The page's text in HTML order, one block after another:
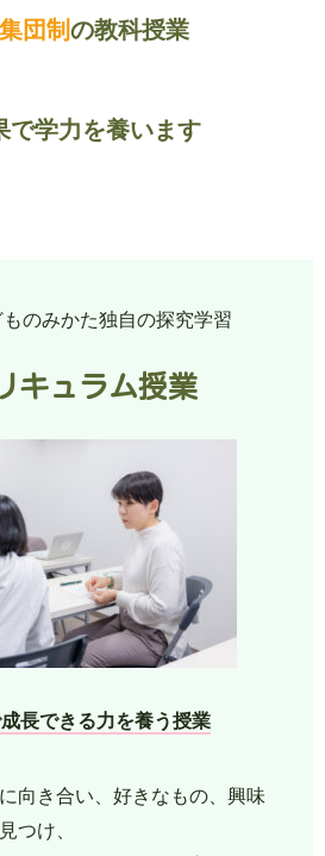
団制の教科授業
で学力を養います
のみかた独自の探究学習
キュラム授業
長できる力を養う授業
向き合い、好きなもの、興味
つけ、